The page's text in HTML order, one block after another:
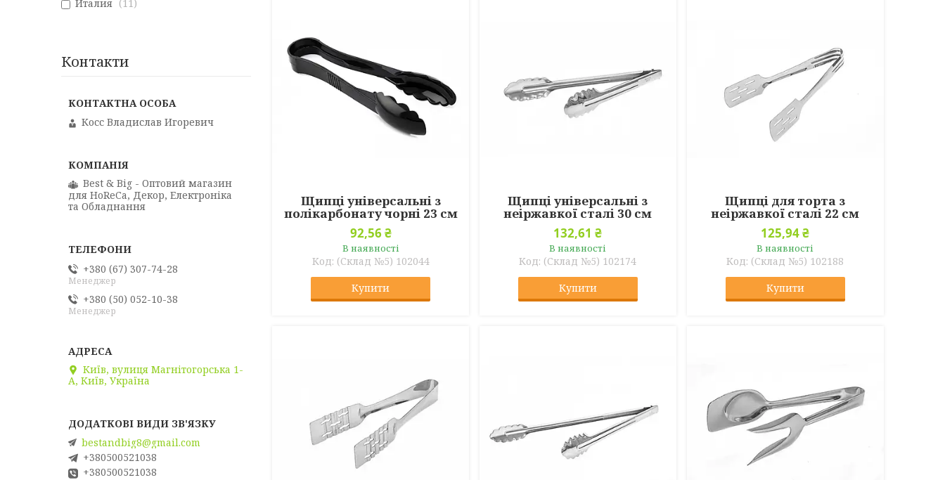
Щипці універсальні з
полікарбонату чорні 23 см
92,56 ₴
В наявності
(Склад №5) 102044
Купити
Щипці універсальні з
неіржавкої сталі 30 см
132,61 ₴
В наявності
(Склад №5) 102174
Купити
Щипці для торта з
неіржавкої сталі 22 см
125,94 ₴
В наявності
(Склад №5) 102188
Купити
Италия
11
Контакти
Косс Владислав Игоревич
Best & Big - Оптовий магазин
для HoReCa, Декор, Електроніка
та Обладнання
+380 (67) 307-74-28
Менеджер
+380 (50) 052-10-38
Менеджер
Київ, вулиця Магнітогорська 1-
А, Київ, Україна
bestandbig8@gmail.com
+380500521038
+380500521038